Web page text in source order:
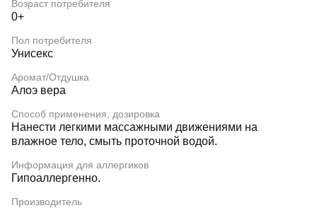
Возраст потребителя
0+
Пол потребителя
Унисекс
Аромат/Отдушка
Алоэ вера
Способ применения, дозировка
Нанести легкими массажными движениями на
влажное тело, смыть проточной водой.
Информация для аллергиков
Гипоаллергенно.
Производитель